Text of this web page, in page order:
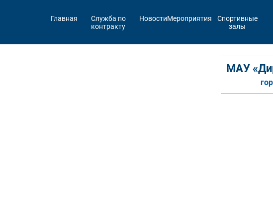
Главная
Служба по
контракту
НовостиМероприятия
Спортивные
залы
МАУ